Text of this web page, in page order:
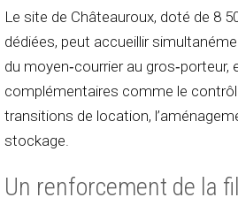
Le site de Châteauroux, doté de 8
dédiées, peut accueillir
du moyen‑courrier au
complémentaires comme le
transitions de location,
stockage.
Un renforcement de la